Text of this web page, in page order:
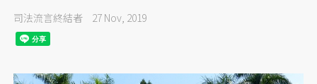
司法流言終結者 27 Nov, 2019